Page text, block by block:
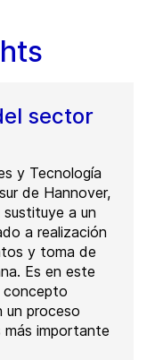
sector
y Tecnología
de Hannover,
a un
a realización
y toma de
Es en este
concepto
un proceso
más importante